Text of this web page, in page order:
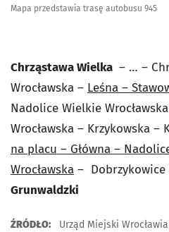
Mapa przedstawia trasę autobusu 945
Chrząstawa Wielka – … –
Wrocławska – Leśna –
Nadolice Wielkie
Wrocławska – Krzykowska –
na placu – Główna –
Wrocławska – Dobrzykowice
Grunwaldzki
ŹRÓDŁO: Urząd Miejski Wrocławia